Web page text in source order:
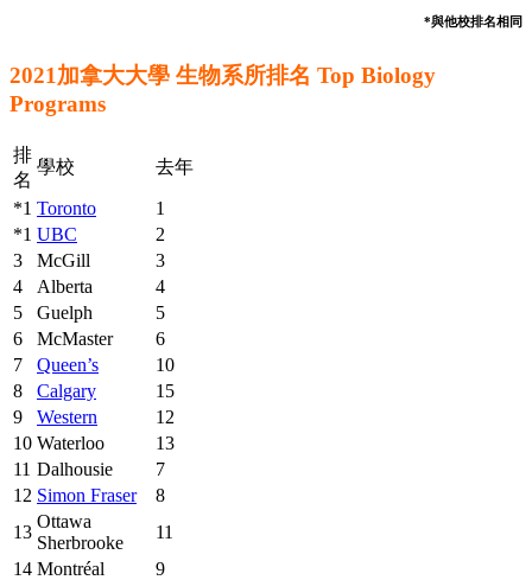
*與他校排名相同
2021加拿大大學 生物系所排名 Top Biology
Programs
排
名
學校 去年
*1 Toronto
1
*1 UBC
2
3
McGill
3
4
Alberta
4
5
Guelph
5
6
McMaster
6
7
Queen’s
10
8
Calgary
15
9
Western
12
10 Waterloo
13
11 Dalhousie
7
12 Simon Fraser
8
13
Ottawa
Sherbrooke
11
14 Montréal
9